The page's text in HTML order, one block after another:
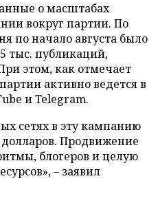
о масштабах
вокруг партии. По
по начало августа было
тыс. публикаций,
этом, как отмечает
активно ведется в
и Telegram.
сетях в эту кампанию
Продвижение
блогеров и целую
– заявил